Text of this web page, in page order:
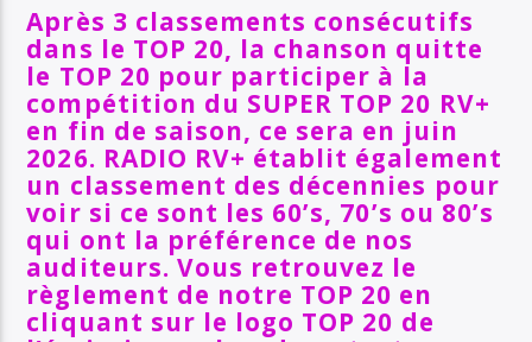
Après 3 classements consécutifs
dans le TOP 20, la chanson quitte
le TOP 20 pour participer à la
compétition du SUPER TOP 20 RV+
en fin de saison, ce sera en juin
2026. RADIO RV+ établit également
un classement des décennies pour
voir si ce sont les 60’s, 70’s ou 80’s
qui ont la préférence de nos
auditeurs. Vous retrouvez le
règlement de notre TOP 20 en
cliquant sur le logo TOP 20 de